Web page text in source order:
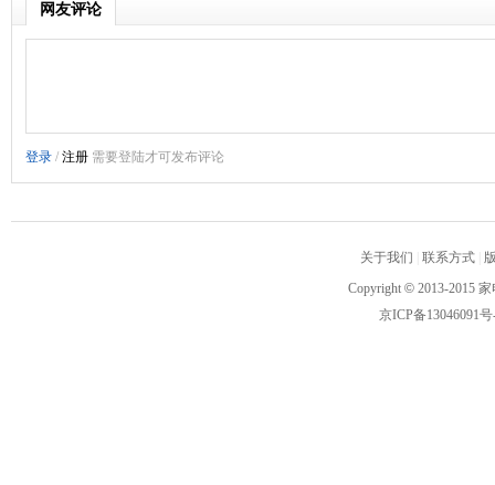
网友评论
关于我们 联系方式
Copyright © 2013-2015
京ICP备13046091号